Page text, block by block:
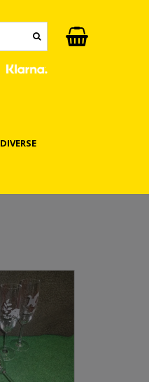
DIVERSE